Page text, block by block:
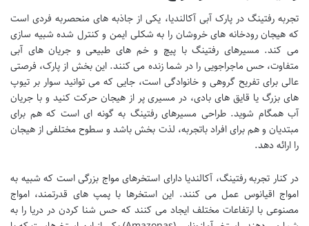
تجربه رفتینگ در پارک آبی آکالندیا، یکی از جاذبه های منحصربه فردی است
که هیجان رودخانه های خروشان را به شکلی ایمن و کنترل شده شبیه سازی
می کند. مسیرهای رفتینگ با پیچ و خم های طبیعی و جریان های آبی
متفاوت، حس ماجراجویی را در شما زنده می کنند. این بخش از پارک، فرصتی
عالی برای تفریح گروهی و خانوادگی است، جایی که می توانید سوار بر تیوپ
های بزرگ یا قایق های بادی، در مسیری پر از هیجان حرکت کنید و با جریان
آب همگام شوید. طراحی مسیرهای رفتینگ به گونه ای است که هم برای
مبتدیان و هم برای افراد باتجربه، لذت بخش باشد و سطوح مختلفی از هیجان
را ارائه دهد.
در کنار تجربه رفتینگ، آکالندیا دارای استخرهای مواج بزرگی است که شبیه به
امواج اقیانوس عمل می کنند. این استخرها با پمپ های قدرتمند، امواج
مصنوعی با ارتفاعات مختلف ایجاد می کنند که حس شنا کردن در دریا را به